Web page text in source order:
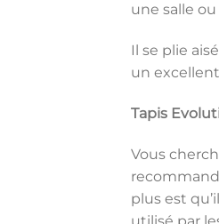
une salle
Il se plie
un
Tapis
Vous
plus est